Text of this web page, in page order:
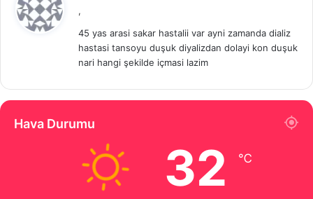
i
k
i
,
45 yas arasi sakar hastalii var ayni zamanda dializ
hastasi tansoyu duşuk diyalizdan dolayi kon duşuk
nari hangi şekilde içmasi lazim
Hava Durumu
32 ℃